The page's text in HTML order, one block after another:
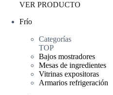
VER PRODUCTO
Frío
Categorías
TOP
Bajos mostradores
Mesas de ingredientes
Vitrinas expositoras
Armarios refrigeración